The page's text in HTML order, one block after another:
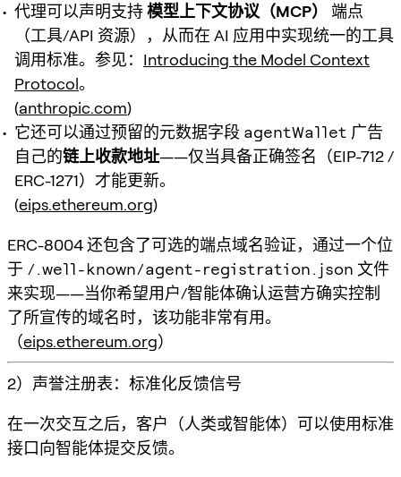
代理可以声明支持模型上下文协议（MCP）
端点
（工具/API 资源），从而在 AI 应用中实现统一的工具
调用标准。参见： Introducing the Model Context
Protocol。
(anthropic.com)
它还可以通过预留的元数据字段 agentWallet 广告
自己的链上收款地址——仅当具备正确签名（EIP-712 /
ERC-1271）才能更新。
(eips.ethereum.org)
ERC-8004 还包含了可选的端点域名验证，通过一个位
于 /.well-known/agent-registration.json 文件
来实现——当你希望用户/智能体确认运营方确实控制
了所宣传的域名时，该功能非常有用。
（eips.ethereum.org）
2）声誉注册表：标准化反馈信号
在一次交互之后，客户（人类或智能体）可以使用标准
接口向智能体提交反馈。